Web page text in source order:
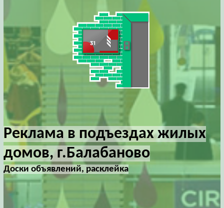
Реклама в подъездах жилых
домов, г.Балабаново
Доски объявлений, расклейка